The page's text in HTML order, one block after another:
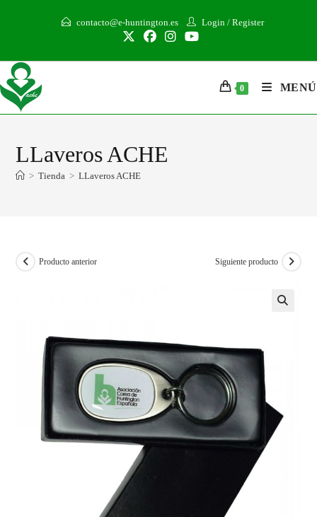
contacto@e-huntington.es Login / Register
0 MENÚ
LLaveros ACHE
> Tienda > LLaveros ACHE
Producto anterior Siguiente producto